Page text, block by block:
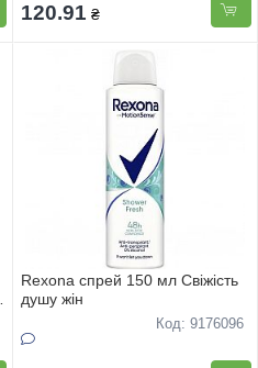
120.91 ₴
Rexona спрей 150 мл Свіжість
душу жін
Код: 9176096